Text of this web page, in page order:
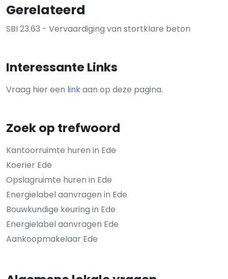
Gerelateerd
SBI 23.63 - Vervaardiging van stortklare beton
Interessante Links
Vraag hier een linkaan op deze pagina.
Zoek op trefwoord
Kantoorruimte huren in Ede
Koerier Ede
Opslagruimte huren in Ede
Energielabel aanvragen in Ede
Bouwkundige keuring in Ede
Energielabel aanvragen Ede
Aankoopmakelaar Ede